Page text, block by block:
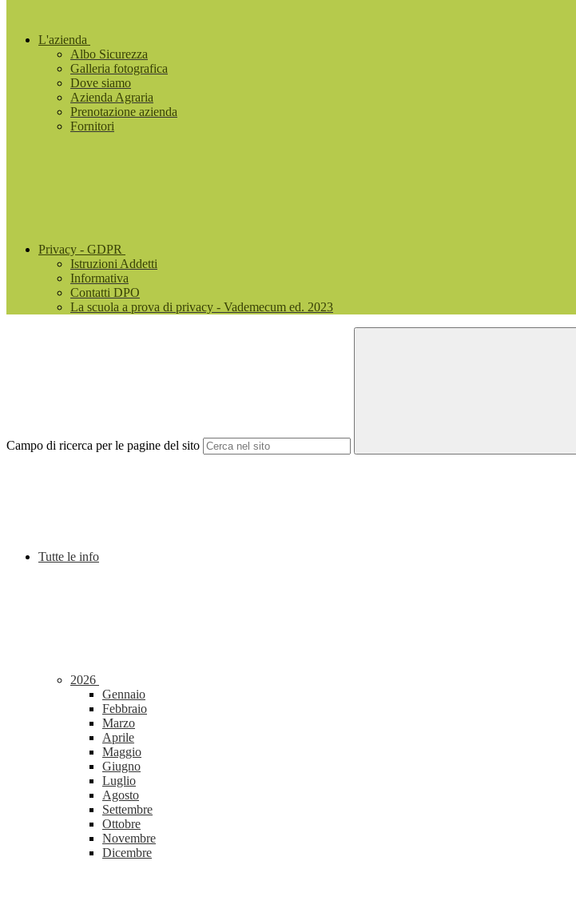
L'azienda
Albo Sicurezza
Galleria fotografica
Dove siamo
Azienda Agraria
Prenotazione azienda
Fornitori
Privacy - GDPR
Istruzioni Addetti
Informativa
Contatti DPO
La scuola a prova di privacy - Vademecum ed. 2023
Campo di ricerca per le pagine del sito
Tutte le info
2026
Gennaio
Febbraio
Marzo
Aprile
Maggio
Giugno
Luglio
Agosto
Settembre
Ottobre
Novembre
Dicembre